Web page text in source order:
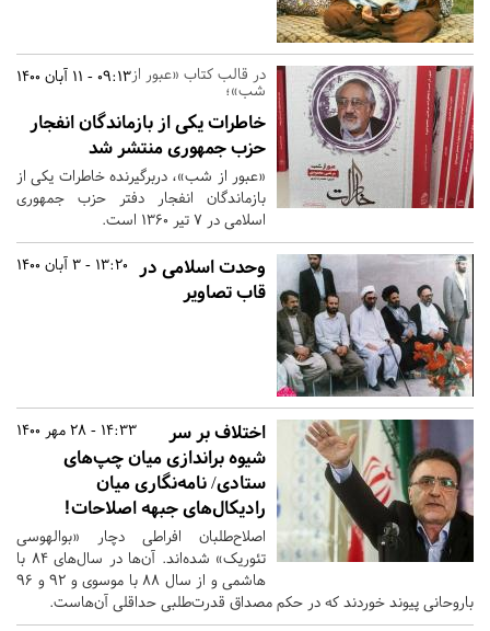
09:13 - 11 آبان 1400در قالب کتاب «عبور از
شب»؛
خاطرات یکی از بازماندگان انفجار
حزب جمهوری منتشر شد
«عبور از شب»، دربرگیرنده خاطرات یکی از
بازماندگان انفجار دفتر حزب جمهوری
اسلامی در ۷ تیر ۱۳۶۰ است.
13:20 - 3 آبان 1400
وحدت اسلامی در
قاب تصاویر
14:33 - 28 مهر 1400
اختلاف بر سر
شیوه براندازی میان چپ‌های
ستادی/ نامه‌نگاری میان
رادیکال‌های جبهه اصلاحات!
اصلاح‌طلبان افراطی دچار «بوالهوسی
تئوریک» شده‌اند. آن‌ها در سال‌های ۸۴ با
هاشمی و از سال ۸۸ با موسوی و ۹۲ و ۹۶
باروحانی پیوند خوردند که در حکم مصداق قدرت‌طلبی حداقلی آن‌هاست.